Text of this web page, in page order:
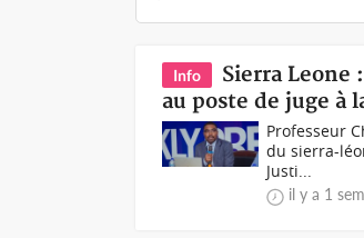
Info
Sierra Leone
au poste de juge à
Professeur
du sierra-
Justi...
il y a 1